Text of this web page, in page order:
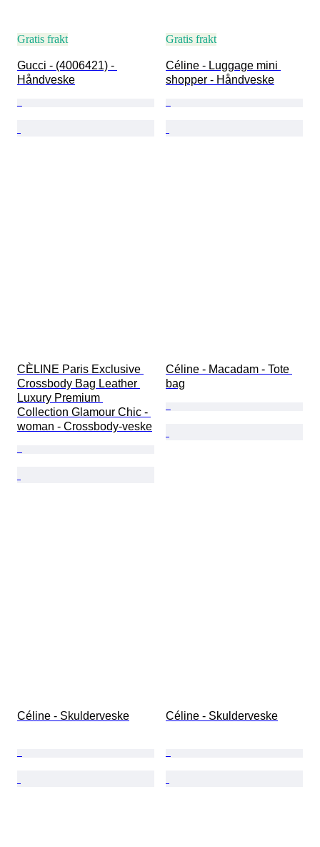
Gratis frakt
Gucci - (4006421) -
Håndveske
Gratis frakt
Céline - Luggage mini
shopper - Håndveske
CÈLINE Paris Exclusive
Crossbody Bag Leather
Luxury Premium
Collection Glamour Chic -
woman - Crossbody-veske
Céline - Macadam - Tote
bag
Céline - Skulderveske Céline - Skulderveske